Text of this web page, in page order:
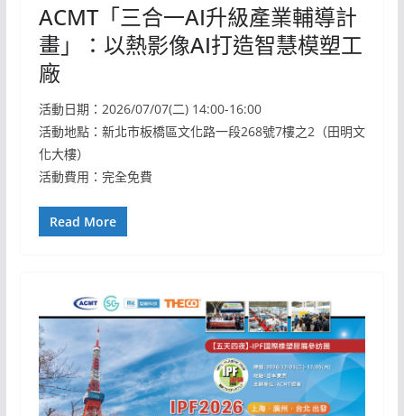
ACMT「三合一AI升級產業輔導計
畫」：以熱影像AI打造智慧模塑工
廠
活動日期：2026/07/07(二) 14:00-16:00
活動地點：新北市板橋區文化路一段268號7樓之2（田明文
化大樓）
活動費用：完全免費
Read More